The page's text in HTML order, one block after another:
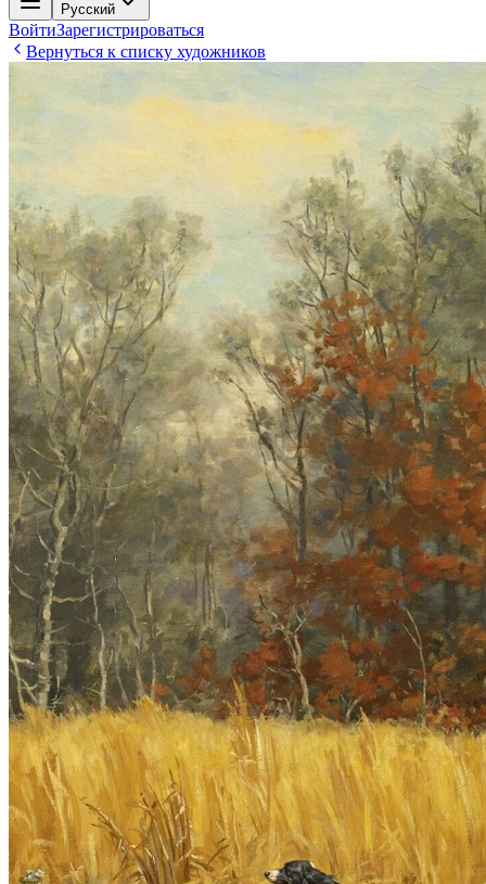
Русский
ВойтиЗарегистрироваться
Вернуться к списку художников